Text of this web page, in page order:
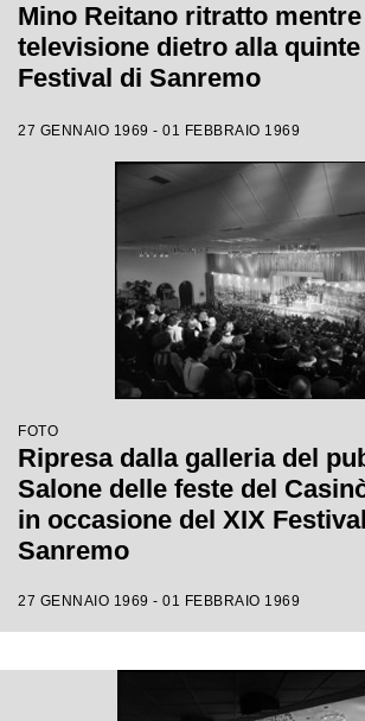
Mino Reitano ritratto
televisione dietro alla quinte
Festival di Sanremo
27 GENNAIO 1969 - 01 FEBBRAIO 1969
FOTO
Ripresa dalla galleria del
Salone delle feste del
in occasione del XIX
Sanremo
27 GENNAIO 1969 - 01 FEBBRAIO 1969